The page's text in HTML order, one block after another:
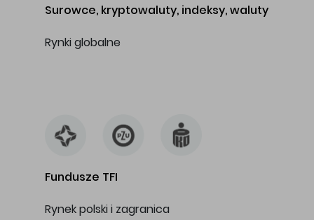
Surowce, kryptowaluty, indeksy, waluty
Rynki globalne
Fundusze TFI
Rynek polski i zagranica